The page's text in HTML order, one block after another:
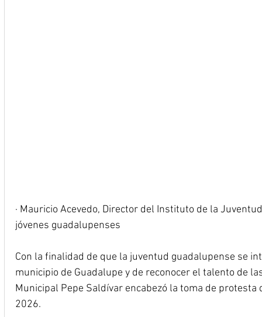
· Mauricio Acevedo, Director del Instituto de la
jóvenes guadalupenses
Con la finalidad de que la juventud guadalupense se
municipio de Guadalupe y de reconocer el talento de
Municipal Pepe Saldívar encabezó la toma de
2026.